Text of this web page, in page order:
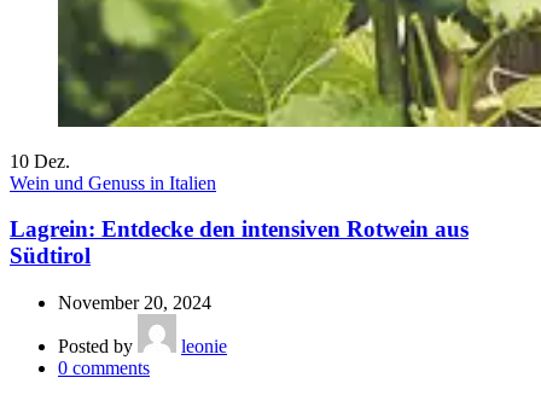
10 Dez.
Wein und Genuss in Italien
Lagrein: Entdecke den intensiven Rotwein aus
Südtirol
November 20, 2024
Posted by
leonie
0 comments